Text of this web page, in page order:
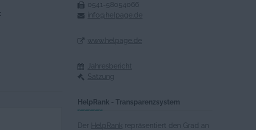
0541-58054066
info@helpage.de
www.helpage.de
Jahresbericht
Satzung
HelpRank - Transparenzsystem
Der HelpRank repräsentiert den Grad an